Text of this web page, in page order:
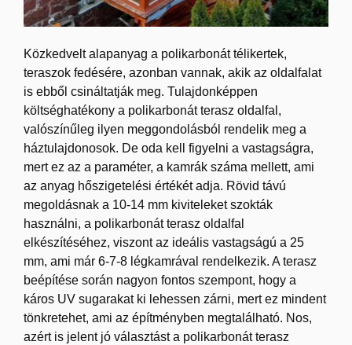
Közkedvelt alapanyag a polikarbonát télikertek,
teraszok fedésére, azonban vannak, akik az oldalfalat
is ebből csináltatják meg. Tulajdonképpen
költséghatékony a polikarbonát terasz oldalfal,
valószínűleg ilyen meggondolásból rendelik meg a
háztulajdonosok. De oda kell figyelni a vastagságra,
mert ez az a paraméter, a kamrák száma mellett, ami
az anyag hőszigetelési értékét adja. Rövid távú
megoldásnak a 10-14 mm kiviteleket szokták
használni, a polikarbonát terasz oldalfal
elkészítéséhez, viszont az ideális vastagságú a 25
mm, ami már 6-7-8 légkamrával rendelkezik. A terasz
beépítése során nagyon fontos szempont, hogy a
káros UV sugarakat ki lehessen zárni, mert ez mindent
tönkretehet, ami az építményben megtalálható. Nos,
azért is jelent jó választást a polikarbonát terasz